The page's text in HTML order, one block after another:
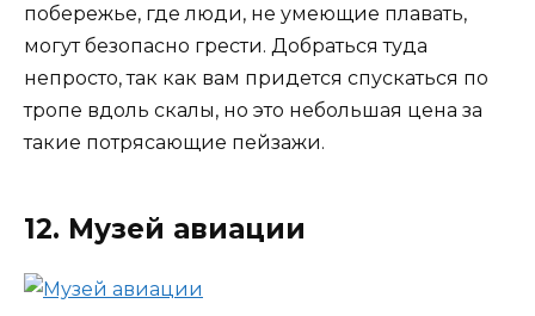
побережье, где люди, не умеющие плавать,
могут безопасно грести. Добраться туда
непросто, так как вам придется спускаться по
тропе вдоль скалы, но это небольшая цена за
такие потрясающие пейзажи.
12. Музей авиации